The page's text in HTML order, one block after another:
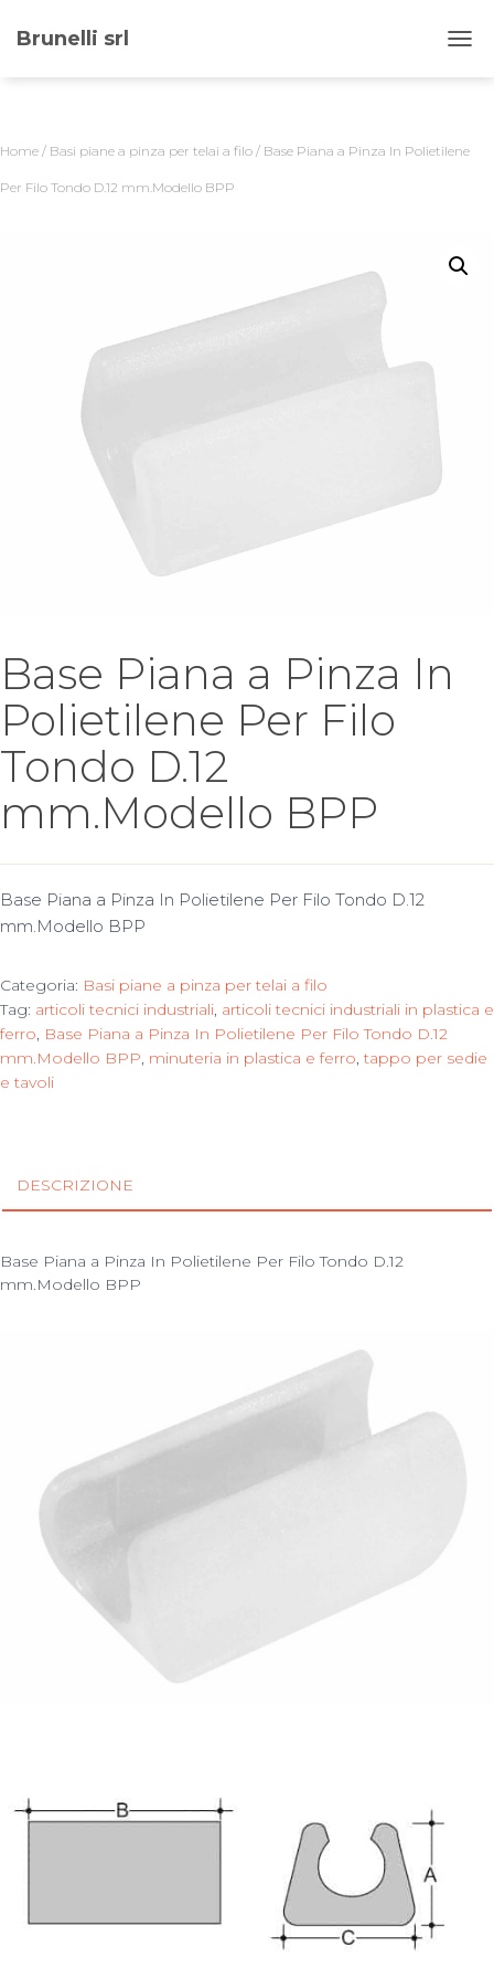
Brunelli srl
Home / Basi piane a pinza per telai a filo / Base Piana a Pinza In Polietilene
Per Filo Tondo D.12 mm.Modello BPP
Base Piana a Pinza In
Polietilene Per Filo
Tondo D.12
mm.Modello BPP
Base Piana a Pinza In Polietilene Per Filo Tondo D.12
mm.Modello BPP
Categoria: Basi piane a pinza per telai a filo
Tag: articoli tecnici industriali, articoli tecnici industriali in plastica e
ferro, Base Piana a Pinza In Polietilene Per Filo Tondo D.12
mm.Modello BPP, minuteria in plastica e ferro,tappo per sedie
e tavoli
DESCRIZIONE
Base Piana a Pinza In Polietilene Per Filo Tondo D.12
mm.Modello BPP